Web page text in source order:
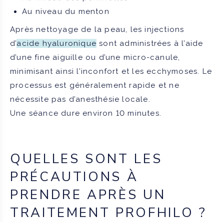
Au niveau du menton
Après nettoyage de la peau, les injections
d’acide hyaluronique sont administrées à l’aide
d’une fine aiguille ou d’une micro-canule,
minimisant ainsi l’inconfort et les ecchymoses. Le
processus est généralement rapide et ne
nécessite pas d’anesthésie locale.
Une séance dure environ 10 minutes.
QUELLES SONT LES
PRÉCAUTIONS À
PRENDRE APRÈS UN
TRAITEMENT PROFHILO ?